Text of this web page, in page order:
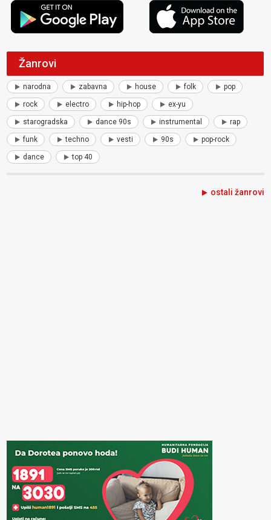
Žanrovi
narodna zabavna house folk pop
rock electro hip-hop ex-yu
starogradska dance 90s instrumental rap
funk techno vesti 90s pop-rock
dance top 40
ostali žanrovi